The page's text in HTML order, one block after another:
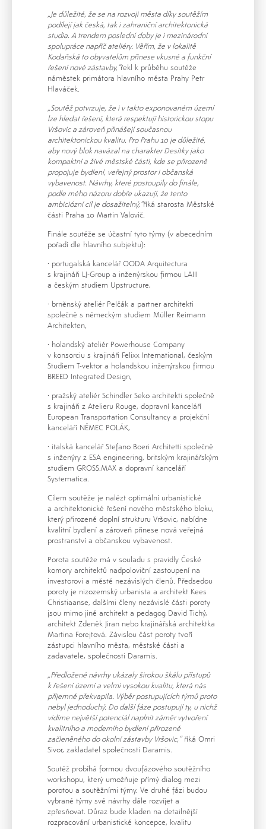
„Je důležité, že se na rozvoji města díky soutěžím
podílejí jak česká, tak i zahraniční architektonická
studia. A trendem poslední doby je i mezinárodní
spolupráce napříč ateliéry. Věřím, že v lokalitě
Kodaňská to obyvatelům přinese vkusné a funkční
řešení nové zástavby,“řekl k průběhu soutěže
náměstek primátora hlavního města Prahy Petr
Hlaváček.
„Soutěž potvrzuje, že i v takto exponovaném území
lze hledat řešení, která respektují historickou stopu
Vršovic a zároveň přinášejí současnou
architektonickou kvalitu. Pro Prahu 10 je důležité,
aby nový blok navázal na charakter Desítky jako
kompaktní a živé městské části, kde se přirozeně
propojuje bydlení, veřejný prostor i občanská
vybavenost. Návrhy, které postoupily do finále,
podle mého názoru dobře ukazují, že tento
ambiciózní cíl je dosažitelný,“říká starosta Městské
části Praha 10 Martin Valovič.
Finále soutěže se účastní tyto týmy (v abecedním
pořadí dle hlavního subjektu):
· portugalská kancelář OODA Arquitectura
s krajináři LJ-Group a inženýrskou firmou LAIII
a českým studiem Upstructure,
· brněnský ateliér Pelčák a partner architekti
společně s německým studiem Müller Reimann
Architekten,
· holandský ateliér Powerhouse Company
v konsorciu s krajináři Felixx International, českým
Studiem T-vektor a holandskou inženýrskou firmou
BREED Integrated Design,
· pražský ateliér Schindler Seko architekti společně
s krajináři z Atelieru Rouge, dopravní kanceláří
European Transportation Consultancy a projekční
kanceláří NĚMEC POLÁK,
· italská kancelář Stefano Boeri Architetti společně
s inženýry z ESA engineering, britským krajinářským
studiem GROSS.MAX a dopravní kanceláří
Systematica.
Cílem soutěže je nalézt optimální urbanistické
a architektonické řešení nového městského bloku,
který přirozeně doplní strukturu Vršovic, nabídne
kvalitní bydlení a zároveň přinese nová veřejná
prostranství a občanskou vybavenost.
Porota soutěže má v souladu s pravidly České
komory architektů nadpoloviční zastoupení na
investorovi a městě nezávislých členů. Předsedou
poroty je nizozemský urbanista a architekt Kees
Christiaanse, dalšími členy nezávislé části poroty
jsou mimo jiné architekt a pedagog David Tichý,
architekt Zdeněk Jiran nebo krajinářská architektka
Martina Forejtová. Závislou část poroty tvoří
zástupci hlavního města, městské části a
zadavatele, společnosti Daramis.
„Předložené návrhy ukázaly širokou škálu přístupů
k řešení území a velmi vysokou kvalitu, která nás
příjemně překvapila. Výběr postupujících týmů proto
nebyl jednoduchý. Do další fáze postupují ty, u nichž
vidíme největší potenciál naplnit záměr vytvoření
kvalitního a moderního bydlení přirozeně
začleněného do okolní zástavby Vršovic,“říká Omri
Sivor, zakladatel společnosti Daramis.
Soutěž probíhá formou dvoufázového soutěžního
workshopu, který umožňuje přímý dialog mezi
porotou a soutěžními týmy. Ve druhé fázi budou
vybrané týmy své návrhy dále rozvíjet a
zpřesňovat. Důraz bude kladen na detailnější
rozpracování urbanistické koncepce, kvalitu